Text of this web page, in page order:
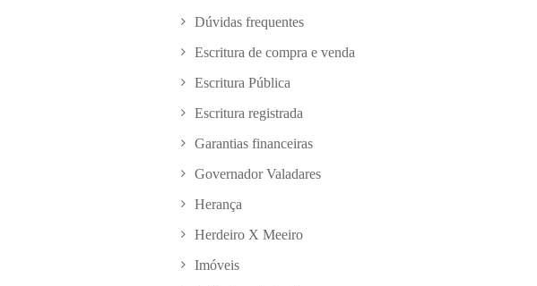
Dúvidas frequentes
Escritura de compra e venda
Escritura Pública
Escritura registrada
Garantias financeiras
Governador Valadares
Herança
Herdeiro X Meeiro
Imóveis